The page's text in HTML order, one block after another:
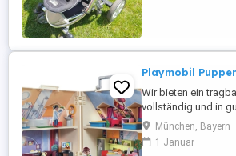
Fußsack. Viele
Playmobil
Wir bieten ein
vollständig und in
Abholung in
München, Bayern
1 Januar